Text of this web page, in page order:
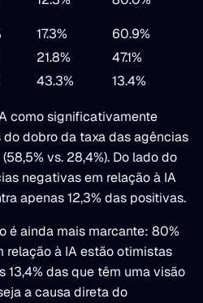
17.3%
60.9%
21.8%
47.1%
43.3% 13.4%
como significativamente
dobro da taxa das agências
vs. 28,4%). Do lado do
negativas em relação à IA
apenas 12,3% das positivas.
é ainda mais marcante: 80%
relação à IA estão otimistas
13,4% das que têm uma visão
a causa direta do